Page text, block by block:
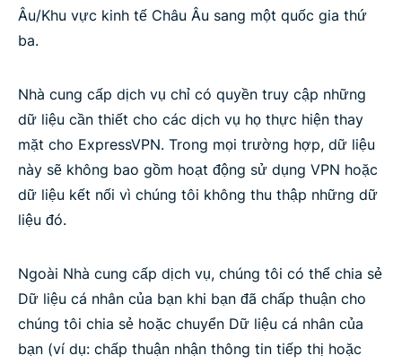
Âu/Khu vực kinh tế Châu Âu sang một quốc gia thứ
ba.
Nhà cung cấp dịch vụ chỉ có quyền truy cập những
dữ liệu cần thiết cho các dịch vụ họ thực hiện thay
mặt cho ExpressVPN. Trong mọi trường hợp, dữ liệu
này sẽ không bao gồm hoạt động sử dụng VPN hoặc
dữ liệu kết nối vì chúng tôi không thu thập những dữ
liệu đó.
Ngoài Nhà cung cấp dịch vụ, chúng tôi có thể chia sẻ
Dữ liệu cá nhân của bạn khi bạn đã chấp thuận cho
chúng tôi chia sẻ hoặc chuyển Dữ liệu cá nhân của
bạn (ví dụ: chấp thuận nhận thông tin tiếp thị hoặc